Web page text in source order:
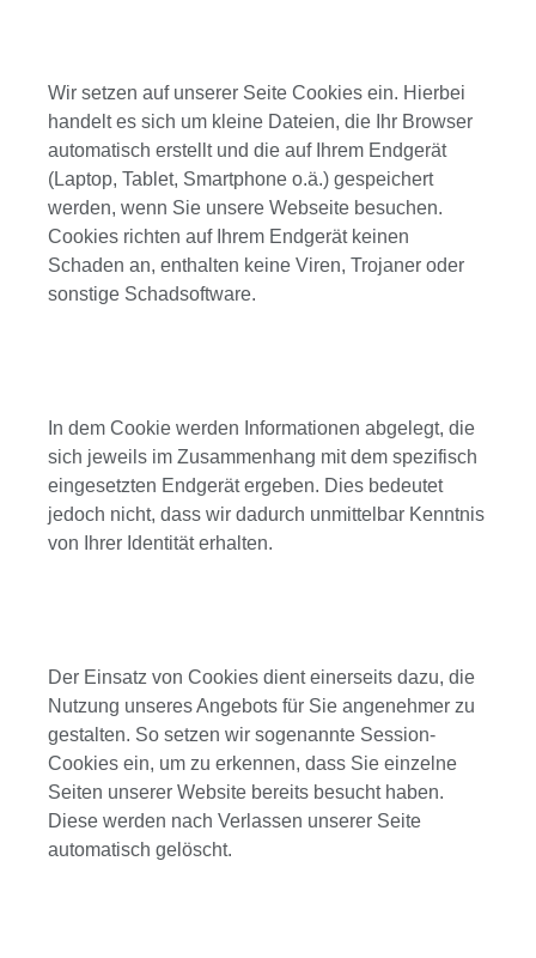
Wir setzen auf unserer Seite Cookies ein. Hierbei
handelt es sich um kleine Dateien, die Ihr Browser
automatisch erstellt und die auf Ihrem Endgerät
(Laptop, Tablet, Smartphone o.ä.) gespeichert
werden, wenn Sie unsere Webseite besuchen.
Cookies richten auf Ihrem Endgerät keinen
Schaden an, enthalten keine Viren, Trojaner oder
sonstige Schadsoftware.
In dem Cookie werden Informationen abgelegt, die
sich jeweils im Zusammenhang mit dem spezifisch
eingesetzten Endgerät ergeben. Dies bedeutet
jedoch nicht, dass wir dadurch unmittelbar Kenntnis
von Ihrer Identität erhalten.
Der Einsatz von Cookies dient einerseits dazu, die
Nutzung unseres Angebots für Sie angenehmer zu
gestalten. So setzen wir sogenannte Session-
Cookies ein, um zu erkennen, dass Sie einzelne
Seiten unserer Website bereits besucht haben.
Diese werden nach Verlassen unserer Seite
automatisch gelöscht.